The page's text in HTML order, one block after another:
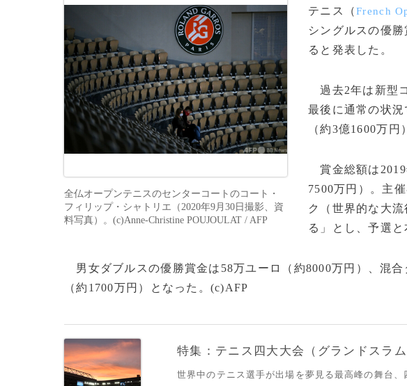
全仏オープンテニスのセンターコートのコート・
フィリップ・シャトリエ（2020年9月30日撮影、資
料写真）。(c)Anne-Christine POUJOULAT / AFP
テニス（French
シングルスの優
ると発表した。
過去2年は新型
最後に通常の状
（約3億1600万円
賞金総額は2019
7500万円）。主
ク（世界的な大
る」とし、予選と
男女ダブルスの優勝賞金は58万ユーロ（約8000万円）、混合
（約1700万円）となった。(c)AFP
特集：テニス四大大会（グランドスラム
世界中のテニス選手が出場を夢見る最高峰の舞台、